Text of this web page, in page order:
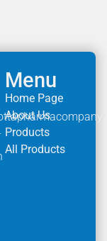
Menu
Home Page
About Us
Products
All Products